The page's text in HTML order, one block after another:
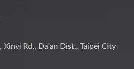
Xinyi Rd., Da'an Dist., Taipei City